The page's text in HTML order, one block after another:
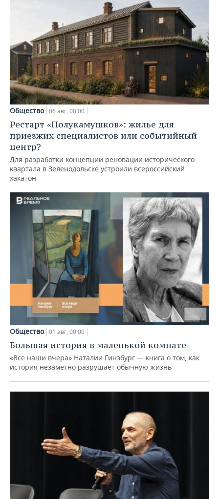
Общество 06 авг, 00:00
Рестарт «Полукамушков»: жилье для
приезжих специалистов или событийный
центр?
Для разработки концепции реновации исторического
квартала в Зеленодольске устроили всероссийский
хакатон
Общество 01 авг, 00:00
Большая история в маленькой комнате
«Все наши вчера» Наталии Гинзбург — книга о том, как
история незаметно разрушает обычную жизнь